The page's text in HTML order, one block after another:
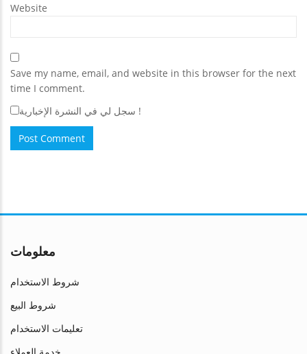
Website
Save my name, email, and website in this browser for the next
time I comment.
سجل لي في النشرة الإخبارية !
معلومات
شروط الاستخدام
شروط البيع
تعليمات الاستخدام